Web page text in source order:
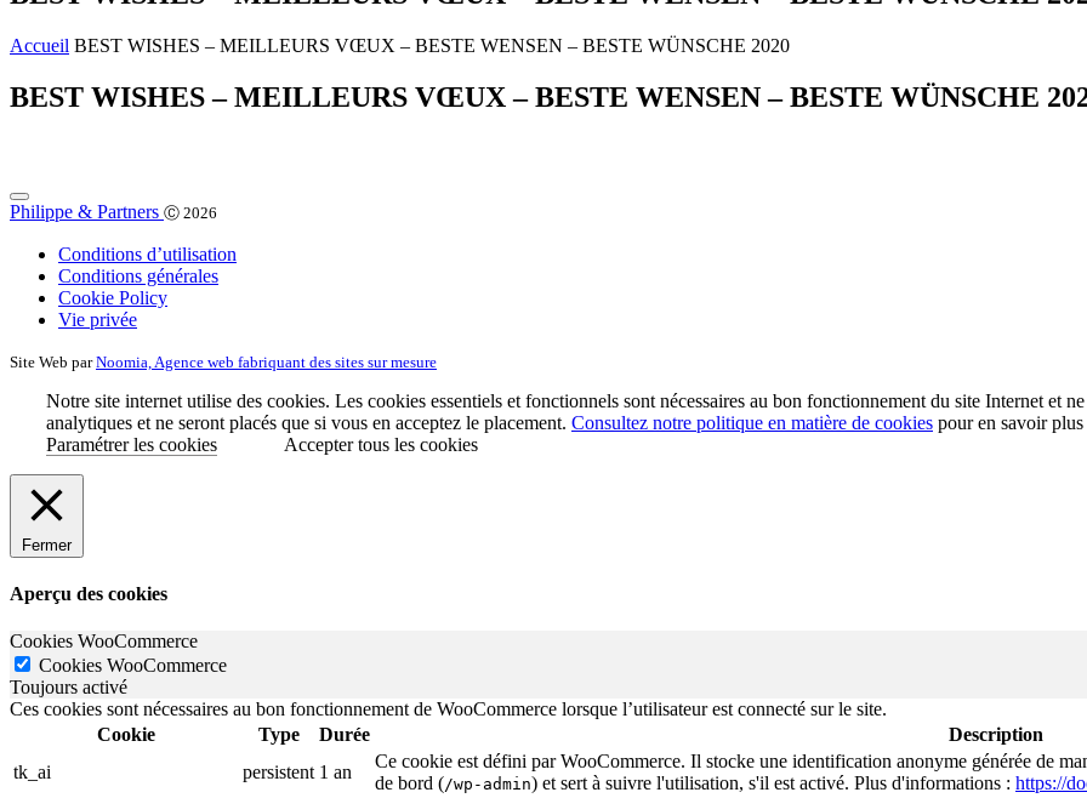
Accueil BEST WISHES – MEILLEURS VŒUX – BESTE WENSEN – BESTE WÜNSCHE 2020
BEST WISHES – MEILLEURS VŒUX – BESTE WENSEN – BESTE WÜNSCHE
Philippe & Partners Ⓒ 2026
Conditions d’utilisation
Conditions générales
Cookie Policy
Vie privée
Site Web parNoomia, Agence web fabriquant des sites sur mesure
Notre site internet utilise des cookies. Les cookies essentiels et fonctionnels sont nécessaires au bon fonctionnement du site Internet et
analytiques et ne seront placés que si vous en acceptez le placement. Consultez notre politique en matière de cookies pour en savoir plus
Paramétrer les cookies
Accepter tous les cookies
Fermer
Aperçu des cookies
Cookies WooCommerce
Cookies WooCommerce
Toujours activé
Ces cookies sont nécessaires au bon fonctionnement de WooCommerce lorsque l’utilisateur est connecté sur le site.
Cookie
Type Durée
Description
tk_ai
persistent 1 an
Ce cookie est défini par WooCommerce. Il stocke une identification anonyme générée de
de bord (/wp-admin) et sert à suivre l'utilisation, s'il est activé. Plus d'informations : https://